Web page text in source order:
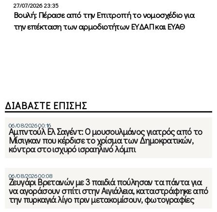
27/07/2026 23:35
Βουλή: Πέρασε από την Επιτροπή το νομοσχέδιο για
την επέκταση των αρμοδιοτήτων ΕΥΔΑΠ και ΕΥΑΘ
ΔΙΑΒΑΣΤΕ ΕΠΙΣΗΣ
06/08/2026 00:16
Αμπντούλ Ελ Σαγέντ: Ο μουσουλμάνος γιατρός από το
Μίσιγκαν που κέρδισε το χρίσμα των Δημοκρατικών,
κόντρα στο ισχυρό ισραηλινό λόμπι
06/08/2026 00:08
Ζευγάρι Βρετανών με 3 παιδιά πούλησαν τα πάντα για
να αγοράσουν σπίτι στην Αιγιάλεια, καταστράφηκε από
την πυρκαγιά λίγο πριν μετακομίσουν, φωτογραφίες